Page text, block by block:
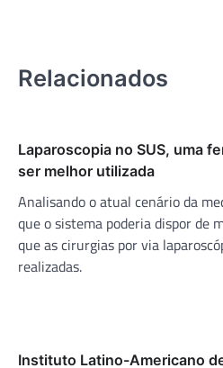
Relacionados
Laparoscopia no SUS, uma
ser melhor utilizada
Analisando o atual cenário da
que o sistema poderia dispor de
que as cirurgias por via
realizadas.
Instituto Latino-Americano